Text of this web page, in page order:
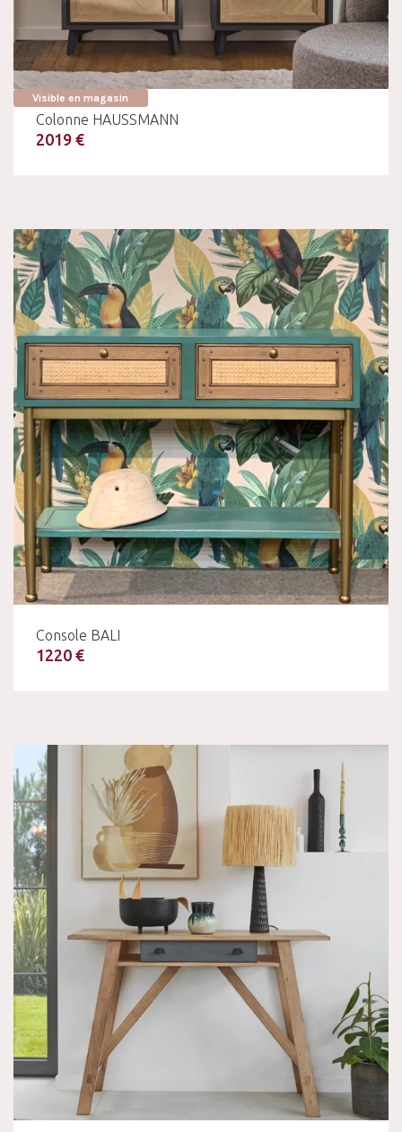
Visible en magasin
Colonne HAUSSMANN
2019 €
Console BALI
1220 €